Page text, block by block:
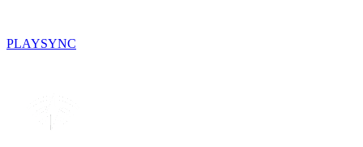
PLAYSYNC